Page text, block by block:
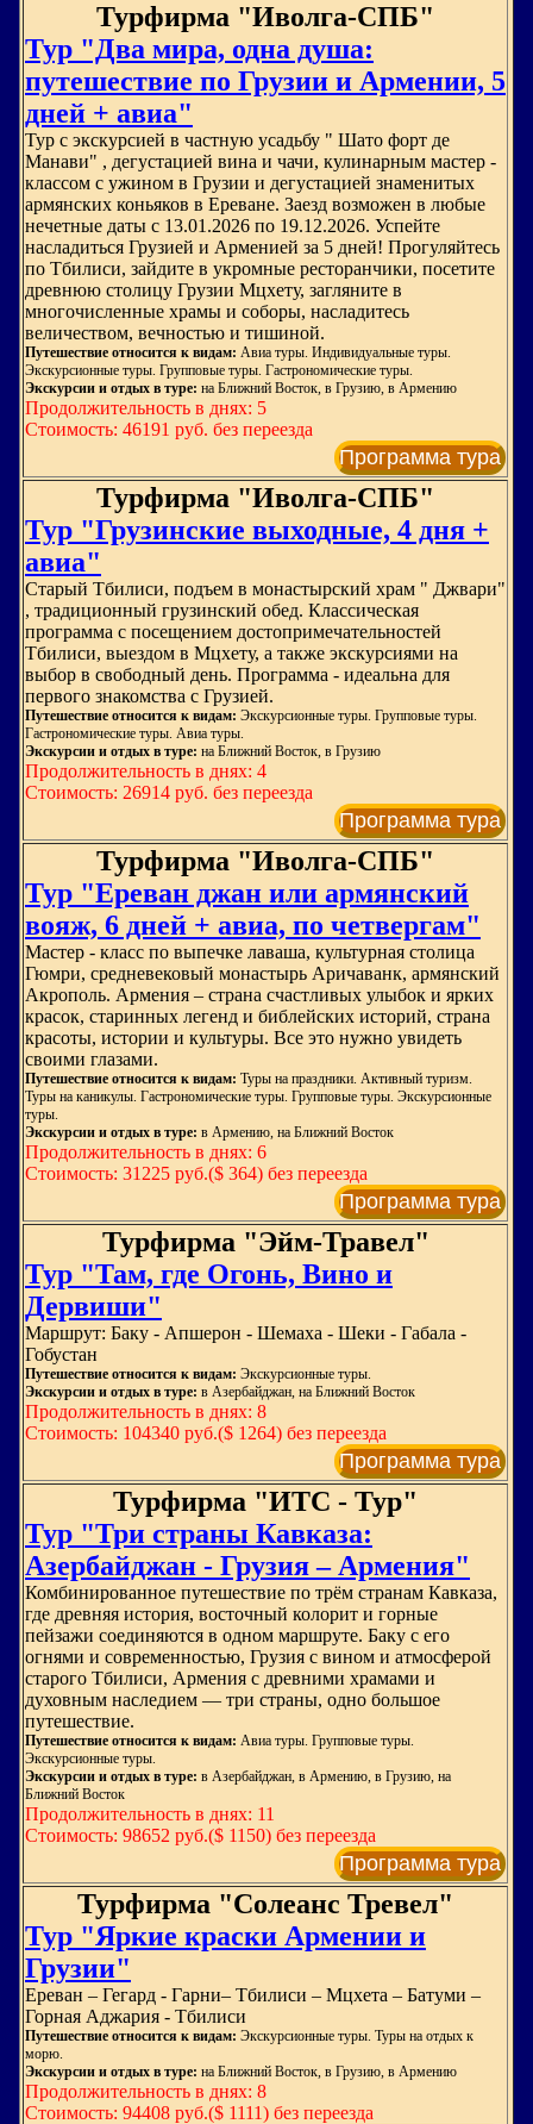
Турфирма "Иволга-СПБ"
Тур "Два мира, одна душа:
путешествие по Грузии и Армении, 5
дней + авиа"
Тур с экскурсией в частную усадьбу " Шато форт де
Манави" , дегустацией вина и чачи, кулинарным мастер -
классом с ужином в Грузии и дегустацией знаменитых
армянских коньяков в Ереване. Заезд возможен в любые
нечетные даты с 13.01.2026 по 19.12.2026. Успейте
насладиться Грузией и Арменией за 5 дней! Прогуляйтесь
по Тбилиси, зайдите в укромные ресторанчики, посетите
древнюю столицу Грузии Мцхету, загляните в
многочисленные храмы и соборы, насладитесь
величеством, вечностью и тишиной.
Путешествие относится к видам: Авиа туры. Индивидуальные туры.
Экскурсионные туры. Групповые туры. Гастрономические туры.
Экскурсии и отдых в туре: на Ближний Восток, в Грузию, в Армению
Продолжительность в днях: 5
Стоимость: 46191 руб. без переезда
Программа тура
Турфирма "Иволга-СПБ"
Тур "Грузинские выходные, 4 дня +
авиа"
Старый Тбилиси, подъем в монастырский храм " Джвари"
, традиционный грузинский обед. Классическая
программа с посещением достопримечательностей
Тбилиси, выездом в Мцхету, а также экскурсиями на
выбор в свободный день. Программа - идеальна для
первого знакомства с Грузией.
Путешествие относится к видам: Экскурсионные туры. Групповые туры.
Гастрономические туры. Авиа туры.
Экскурсии и отдых в туре: на Ближний Восток, в Грузию
Продолжительность в днях: 4
Стоимость: 26914 руб. без переезда
Программа тура
Турфирма "Иволга-СПБ"
Тур "Ереван джан или армянский
вояж, 6 дней + авиа, по четвергам"
Мастер - класс по выпечке лаваша, культурная столица
Гюмри, средневековый монастырь Аричаванк, армянский
Акрополь. Армения – страна счастливых улыбок и ярких
красок, старинных легенд и библейских историй, страна
красоты, истории и культуры. Все это нужно увидеть
своими глазами.
Путешествие относится к видам: Туры на праздники. Активный туризм.
Туры на каникулы. Гастрономические туры. Групповые туры. Экскурсионные
туры.
Экскурсии и отдых в туре: в Армению, на Ближний Восток
Продолжительность в днях: 6
Стоимость: 31225 руб.($ 364) без переезда
Программа тура
Турфирма "Эйм-Травел"
Тур "Там, где Огонь, Вино и
Дервиши"
Маршрут: Баку - Апшерон - Шемаха - Шеки - Габала -
Гобустан
Путешествие относится к видам: Экскурсионные туры.
Экскурсии и отдых в туре: в Азербайджан, на Ближний Восток
Продолжительность в днях: 8
Стоимость: 104340 руб.($ 1264) без переезда
Программа тура
Турфирма "ИТС - Тур"
Тур "Три страны Кавказа:
Азербайджан - Грузия – Армения"
Комбинированное путешествие по трём странам Кавказа,
где древняя история, восточный колорит и горные
пейзажи соединяются в одном маршруте. Баку с его
огнями и современностью, Грузия с вином и атмосферой
старого Тбилиси, Армения с древними храмами и
духовным наследием — три страны, одно большое
путешествие.
Путешествие относится к видам: Авиа туры. Групповые туры.
Экскурсионные туры.
Экскурсии и отдых в туре: в Азербайджан, в Армению, в Грузию, на
Ближний Восток
Продолжительность в днях: 11
Стоимость: 98652 руб.($ 1150) без переезда
Программа тура
Турфирма "Солеанс Тревел"
Тур "Яркие краски Армении и
Грузии"
Ереван – Гегард - Гарни– Тбилиси – Мцхета – Батуми –
Горная Аджария - Тбилиси
Путешествие относится к видам: Экскурсионные туры. Туры на отдых к
морю.
Экскурсии и отдых в туре: на Ближний Восток, в Грузию, в Армению
Продолжительность в днях: 8
Стоимость: 94408 руб.($ 1111) без переезда